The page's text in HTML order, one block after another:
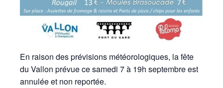
En raison des prévisions météorologiques, la fête
du Vallon prévue ce samedi 7 à 19h septembre est
annulée et non reportée.